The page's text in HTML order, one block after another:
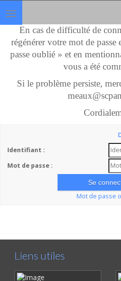
Toggle
navigation
En cas de difficulté de
régénérer votre mot de passe
passe oublié » et en
vous a été
Si le problème persiste,
Identifiant :
Mot de passe :
Mot de passe
Liens utiles